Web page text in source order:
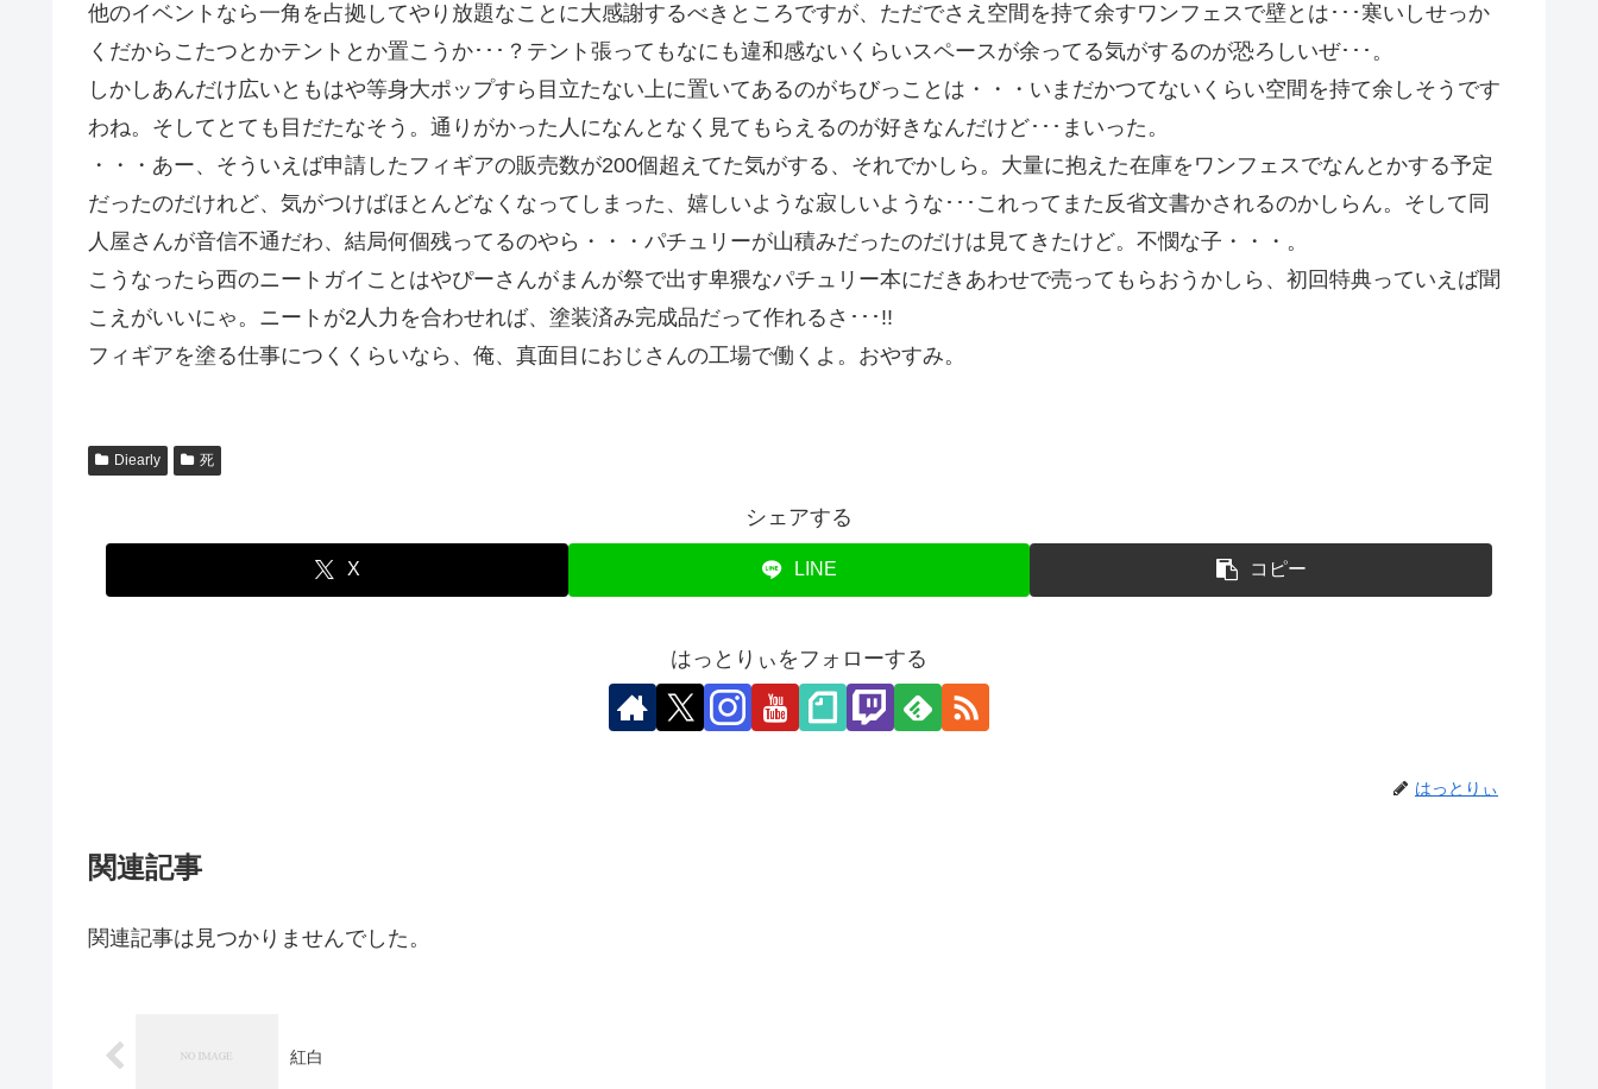
他のイベントなら一角を占拠してやり放題なことに大感謝するべきところですが、ただでさえ空間を持て余すワンフェスで壁とは･･･寒いしせっか
くだからこたつとかテントとか置こうか･･･？テント張ってもなにも違和感ないくらいスペースが余ってる気がするのが恐ろしいぜ･･･。
しかしあんだけ広いともはや等身大ポップすら目立たない上に置いてあるのがちびっことは・・・いまだかつてないくらい空間を持て余しそうです
わね。そしてとても目だたなそう。通りがかった人になんとなく見てもらえるのが好きなんだけど･･･まいった。
・・・あー、そういえば申請したフィギアの販売数が200個超えてた気がする、それでかしら。大量に抱えた在庫をワンフェスでなんとかする予定
だったのだけれど、気がつけばほとんどなくなってしまった、嬉しいような寂しいような･･･これってまた反省文書かされるのかしらん。そして同
人屋さんが音信不通だわ、結局何個残ってるのやら・・・パチュリーが山積みだったのだけは見てきたけど。不憫な子・・・。
こうなったら西のニートガイことはやぴーさんがまんが祭で出す卑猥なパチュリー本にだきあわせで売ってもらおうかしら、初回特典っていえば聞
こえがいいにゃ。ニートが2人力を合わせれば、塗装済み完成品だって作れるさ･･･!!
フィギアを塗る仕事につくくらいなら、俺、真面目におじさんの工場で働くよ。おやすみ。
Diearly 死
シェアする
X LINE コピー
はっとりぃをフォローする
はっとりぃ
関連記事
関連記事は見つかりませんでした。
紅白